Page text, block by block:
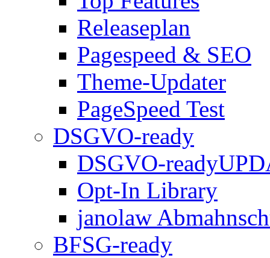
Releaseplan
Pagespeed & SEO
Theme-Updater
PageSpeed Test
DSGVO-ready
DSGVO-ready
Opt-In Library
janolaw
BFSG-ready